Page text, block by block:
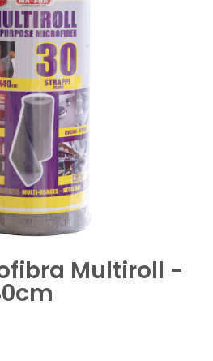
Multiroll -